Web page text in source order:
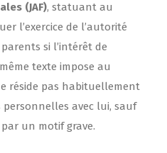
(JAF), statuant au
l’exercice de l’autorité
si l’intérêt de
texte impose au
réside pas habituellement
avec lui, sauf
un motif grave.